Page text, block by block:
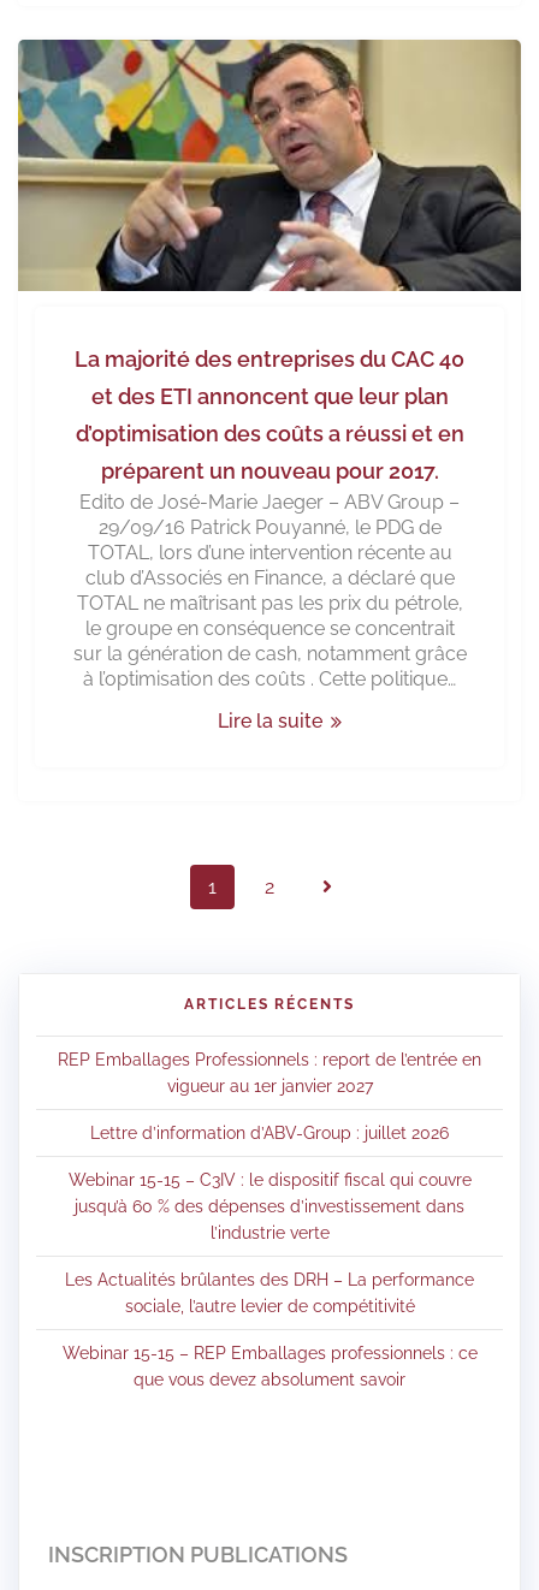
La majorité des entreprises du CAC 40
et des ETI annoncent que leur plan
d’optimisation des coûts a réussi et en
préparent un nouveau pour 2017.
Edito de José-Marie Jaeger – ABV Group –
29/09/16 Patrick Pouyanné, le PDG de
TOTAL, lors d’une intervention récente au
club d’Associés en Finance, a déclaré que
TOTAL ne maîtrisant pas les prix du pétrole,
le groupe en conséquence se concentrait
sur la génération de cash, notamment grâce
à l’optimisation des coûts . Cette politique…
Lire la suite
1 2
ARTICLES RÉCENTS
REP Emballages Professionnels : report de l’entrée en
vigueur au 1er janvier 2027
Lettre d’information d’ABV-Group : juillet 2026
Webinar 15-15 – C3IV : le dispositif fiscal qui couvre
jusqu’à 60 % des dépenses d’investissement dans
l’industrie verte
Les Actualités brûlantes des DRH – La performance
sociale, l’autre levier de compétitivité
Webinar 15-15 – REP Emballages professionnels : ce
que vous devez absolument savoir
INSCRIPTION PUBLICATIONS